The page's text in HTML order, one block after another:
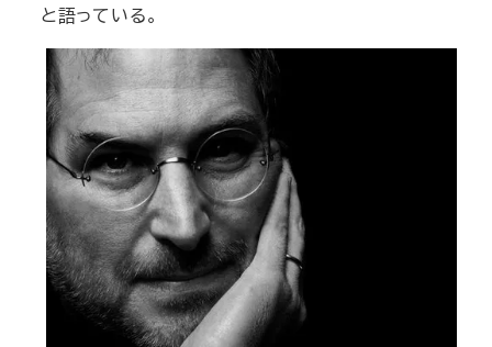
と語っている。